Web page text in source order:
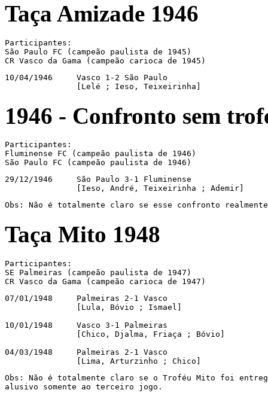
Taça Amizade 1946
Participantes:
São Paulo FC (campeão paulista de 1945)
CR Vasco da Gama (campeão carioca de 1945)
10/04/1946     Vasco 1-2 São Paulo
               [Lelé ; Ieso, Teixeirinha]
1946 - Confronto sem
Participantes:
Fluminense FC (campeão paulista de 1946)
São Paulo FC (campeão paulista de 1946)
29/12/1946     São Paulo 3-1 Fluminense
               [Ieso, André, Teixeirinha ; Ademir]
Obs: Não é totalmente claro se esse confronto
Taça Mito 1948
Participantes:
SE Palmeiras (campeão paulista de 1947)
CR Vasco da Gama (campeão carioca de 1947)
07/01/1948     Palmeiras 2-1 Vasco
               [Lula, Bóvio ; Ismael]
10/01/1948     Vasco 3-1 Palmeiras
               [Chico, Djalma, Friaça ; Bóvio]
04/03/1948     Palmeiras 2-1 Vasco
               [Lima, Arturzinho ; Chico]
Obs: Não é totalmente claro se o Troféu Mito foi
alusivo somente ao terceiro jogo.